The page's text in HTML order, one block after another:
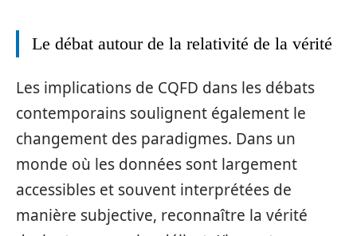
Le débat autour de la relativité de la vérité
Les implications de CQFD dans les débats
contemporains soulignent également le
changement des paradigmes. Dans un
monde où les données sont largement
accessibles et souvent interprétées de
manière subjective, reconnaître la vérité